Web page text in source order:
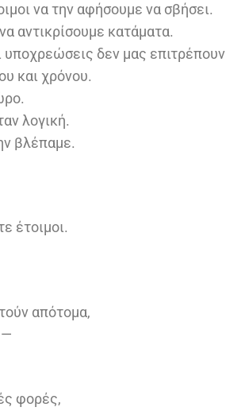
να την αφήσουμε να σβήσει.
αντικρίσουμε κατάματα.
δεν μας επιτρέπουν
και χρόνου.
λογική.
βλέπαμε.
έτοιμοι.
απότομα,
—
φορές,